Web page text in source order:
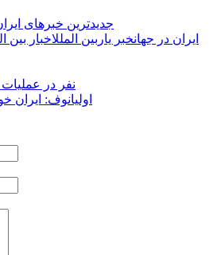
جدیدترین خبرهای
ایران در جهانخبر یار بین المللاخبار بین
۱۳ نفر در
اولیانوف: